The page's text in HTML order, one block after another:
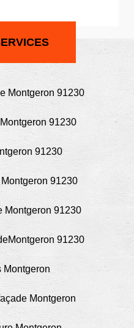
Montgeron 91230
91230
91230
91230
Montgeron 91230
91230
Montgeron
Montgeron